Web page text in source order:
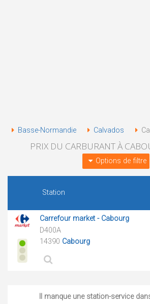
Basse-Normandie Calvados
PRIX DU CARBURANT À
Options de filtre
Station
Carrefour market - Cabourg
D400A
14390 Cabourg
Il manque une station-service